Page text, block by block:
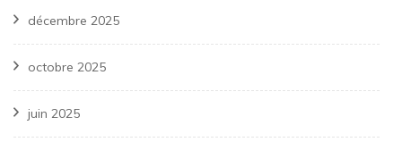
décembre 2025
octobre 2025
juin 2025